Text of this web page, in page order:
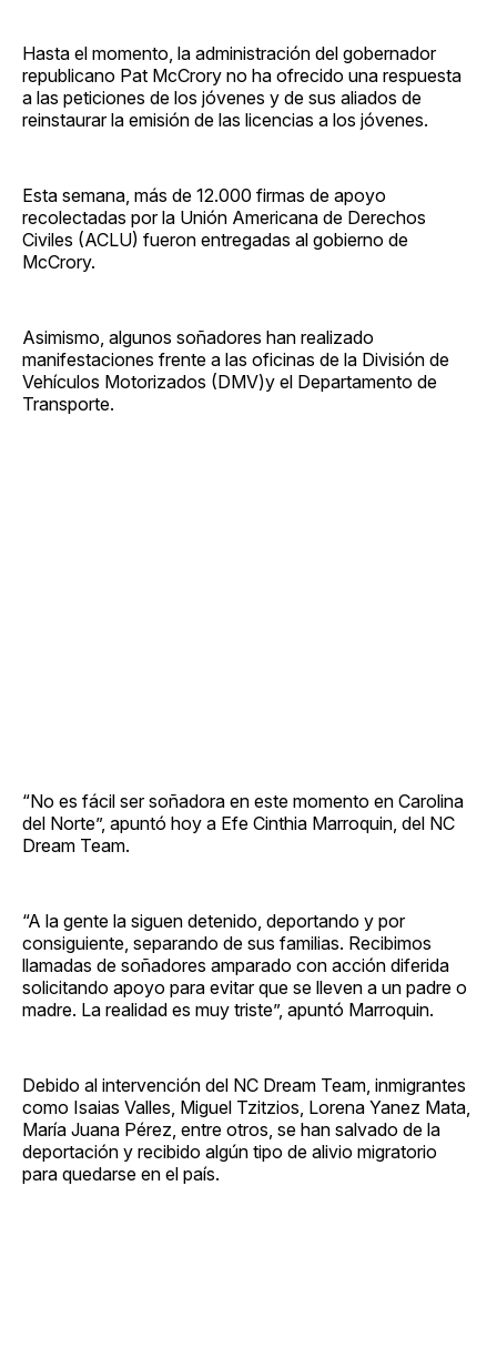
Hasta el momento, la administración del gobernador
republicano Pat McCrory no ha ofrecido una respuesta
a las peticiones de los jóvenes y de sus aliados de
reinstaurar la emisión de las licencias a los jóvenes.
Esta semana, más de 12.000 firmas de apoyo
recolectadas por la Unión Americana de Derechos
Civiles (ACLU) fueron entregadas al gobierno de
McCrory.
Asimismo, algunos soñadores han realizado
manifestaciones frente a las oficinas de la División de
Vehículos Motorizados (DMV)y el Departamento de
Transporte.
“No es fácil ser soñadora en este momento en Carolina
del Norte”, apuntó hoy a Efe Cinthia Marroquin, del NC
Dream Team.
“A la gente la siguen detenido, deportando y por
consiguiente, separando de sus familias. Recibimos
llamadas de soñadores amparado con acción diferida
solicitando apoyo para evitar que se lleven a un padre o
madre. La realidad es muy triste”, apuntó Marroquin.
Debido al intervención del NC Dream Team, inmigrantes
como Isaias Valles, Miguel Tzitzios, Lorena Yanez Mata,
María Juana Pérez, entre otros, se han salvado de la
deportación y recibido algún tipo de alivio migratorio
para quedarse en el país.